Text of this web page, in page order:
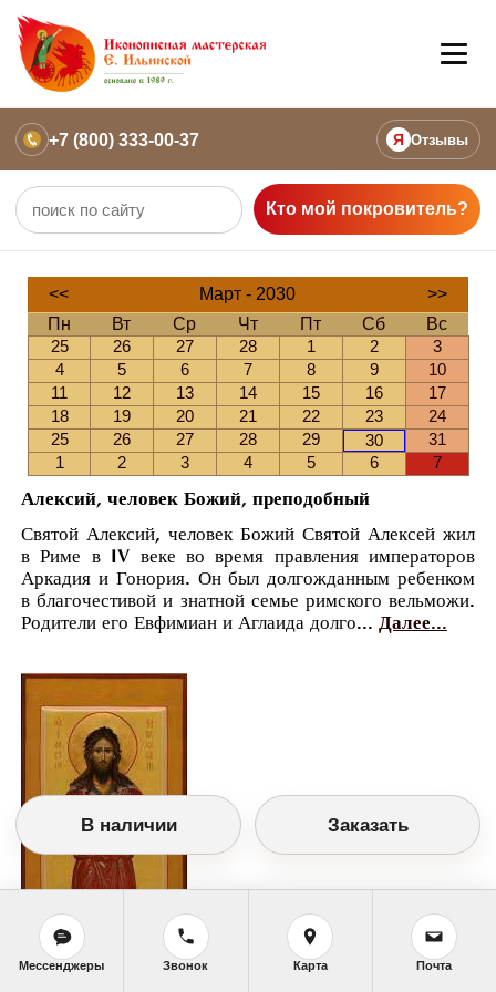
+7 (800) 333-00-37 Я Отзывы
Кто мой покровитель?
<< Март - 2030
>>
Пн
Вт Ср Чт Пт Сб
Вс
25
26 27 28 1 2
3
4
5 6 7 8 9
10
11
12 13 14 15 16
17
18
19 20 21 22 23
24
25
26 27 28 29 30
31
1
2 3 4 5 6 7
Алексий, человек Божий, преподобный
Святой Алексий, человек Божий Святой Алексей жил
в Риме в IV веке во время правления императоров
Аркадия и Гонория. Он был долгожданным ребенком
в благочестивой и знатной семье римского вельможи.
Родители его Евфимиан и Аглаида долго... Далее...
В наличии Заказать
Мессенджеры Звонок Карта Почта